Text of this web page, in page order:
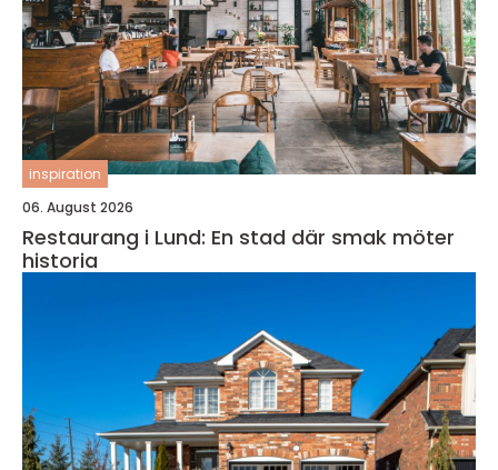
inspiration
06. August 2026
Restaurang i Lund: En stad där smak möter
historia